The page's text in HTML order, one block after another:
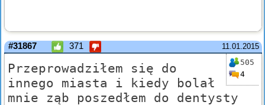
11.01.2015
#31867 371
505
4
Przeprowadziłem się do
innego miasta i kiedy bolał
mnie ząb poszedłem do dentysty